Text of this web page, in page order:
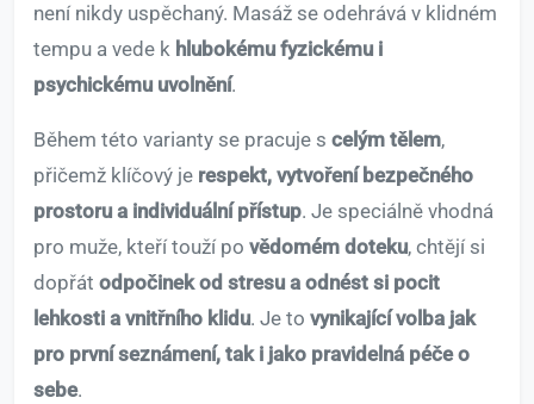
není nikdy uspěchaný. Masáž se odehrává v klidném
tempu a vede k hlubokému fyzickému i
psychickému uvolnění.
Během této varianty se pracuje s celým tělem,
přičemž klíčový je respekt, vytvoření bezpečného
prostoru a individuální přístup. Je speciálně vhodná
pro muže, kteří touží po vědomém doteku, chtějí si
dopřát odpočinek od stresu a odnést si pocit
lehkosti a vnitřního klidu. Je to vynikající volba jak
pro první seznámení, tak i jako pravidelná péče o
sebe.